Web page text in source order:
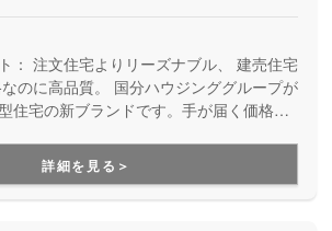
：
のに高品質。 国分ハウジンググループが
住宅の新ブランドです。手が届く価格
しやローンのご相談からお任せくださ
詳細を見る＞